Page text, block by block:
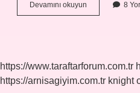
Devamını okuyun
Yedikten
8
https://www.taraftarforum.com.tr
https://arnisagiyim.com.tr knight